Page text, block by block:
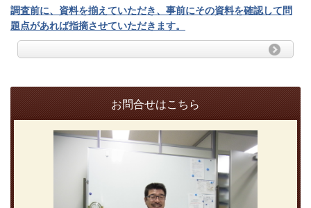
調査前に、資料を揃えていただき、事前にその資料を確認して問
題点があれば指摘させていただきます。
お問合せはこちら